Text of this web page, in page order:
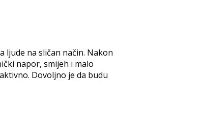
ljude na sličan način. Nakon
napor, smijeh i malo
Dovoljno je da budu